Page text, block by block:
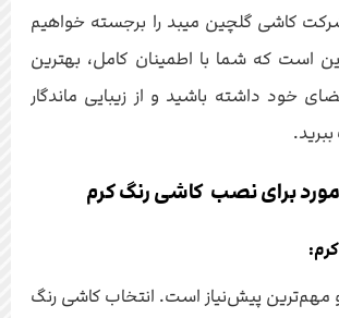
کاشی گلچین میبد را برجسته خواهیم
است که شما با اطمینان کامل، بهترین
خود داشته باشید و از زیبایی ماندگار
برای نصب کاشی رنگ کرم
مهم‌ترین پیش‌نیاز است. انتخاب کاشی رنگ